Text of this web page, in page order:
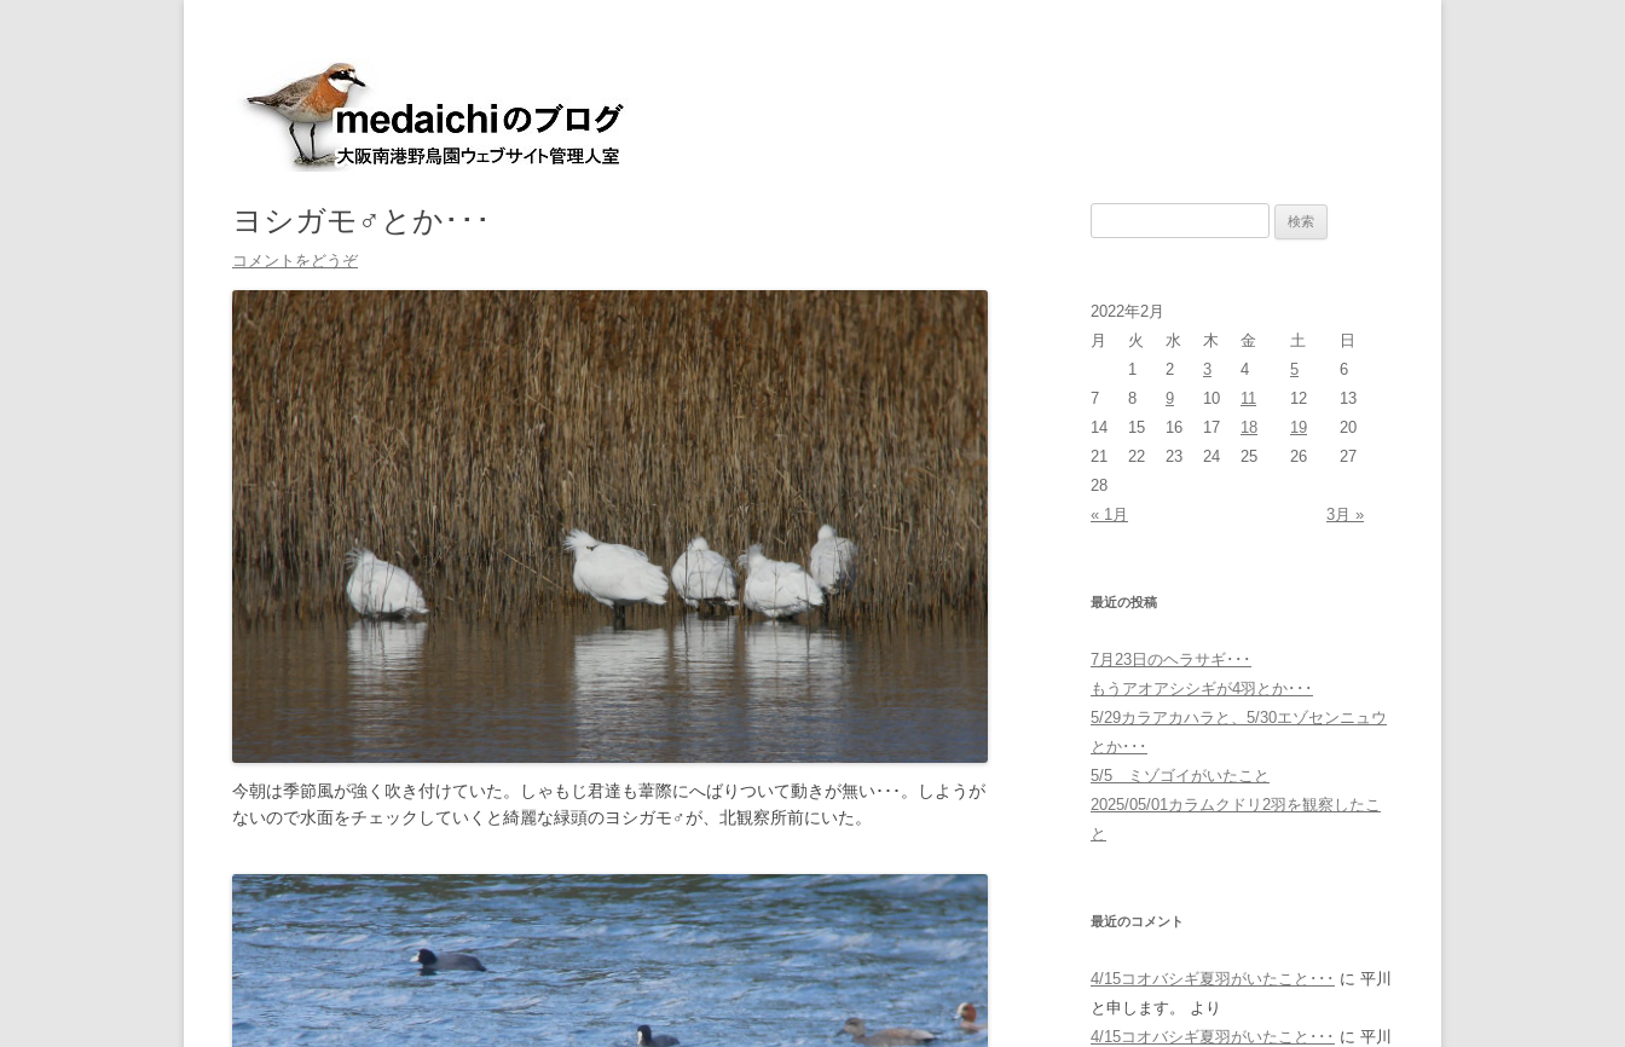
ヨシガモ♂とか･･･
コメントをどうぞ
今朝は季節風が強く吹き付けていた。しゃもじ君達も葦際にへばりついて動きが無い･･･。しようが
ないので水面をチェックしていくと綺麗な緑頭のヨシガモ♂が、北観察所前にいた。
2022年2月
月
火 水 木 金 土 日
« 1月 3月 »
1 2 3 4 5
6
7
8 9 10 11 12
13
14
15 16 17 18 19
20
21
22 23 24 25 26
27
28
最近の投稿
7月23日のヘラサギ･･･
もうアオアシシギが4羽とか･･･
5/29カラアカハラと、5/30エゾセンニュウ
とか･･･
5/5 ミゾゴイがいたこと
2025/05/01カラムクドリ2羽を観察したこ
と
最近のコメント
4/15コオバシギ夏羽がいたこと･･･ に 平川
と申します。
より
4/15コオバシギ夏羽がいたこと･･･ に 平川